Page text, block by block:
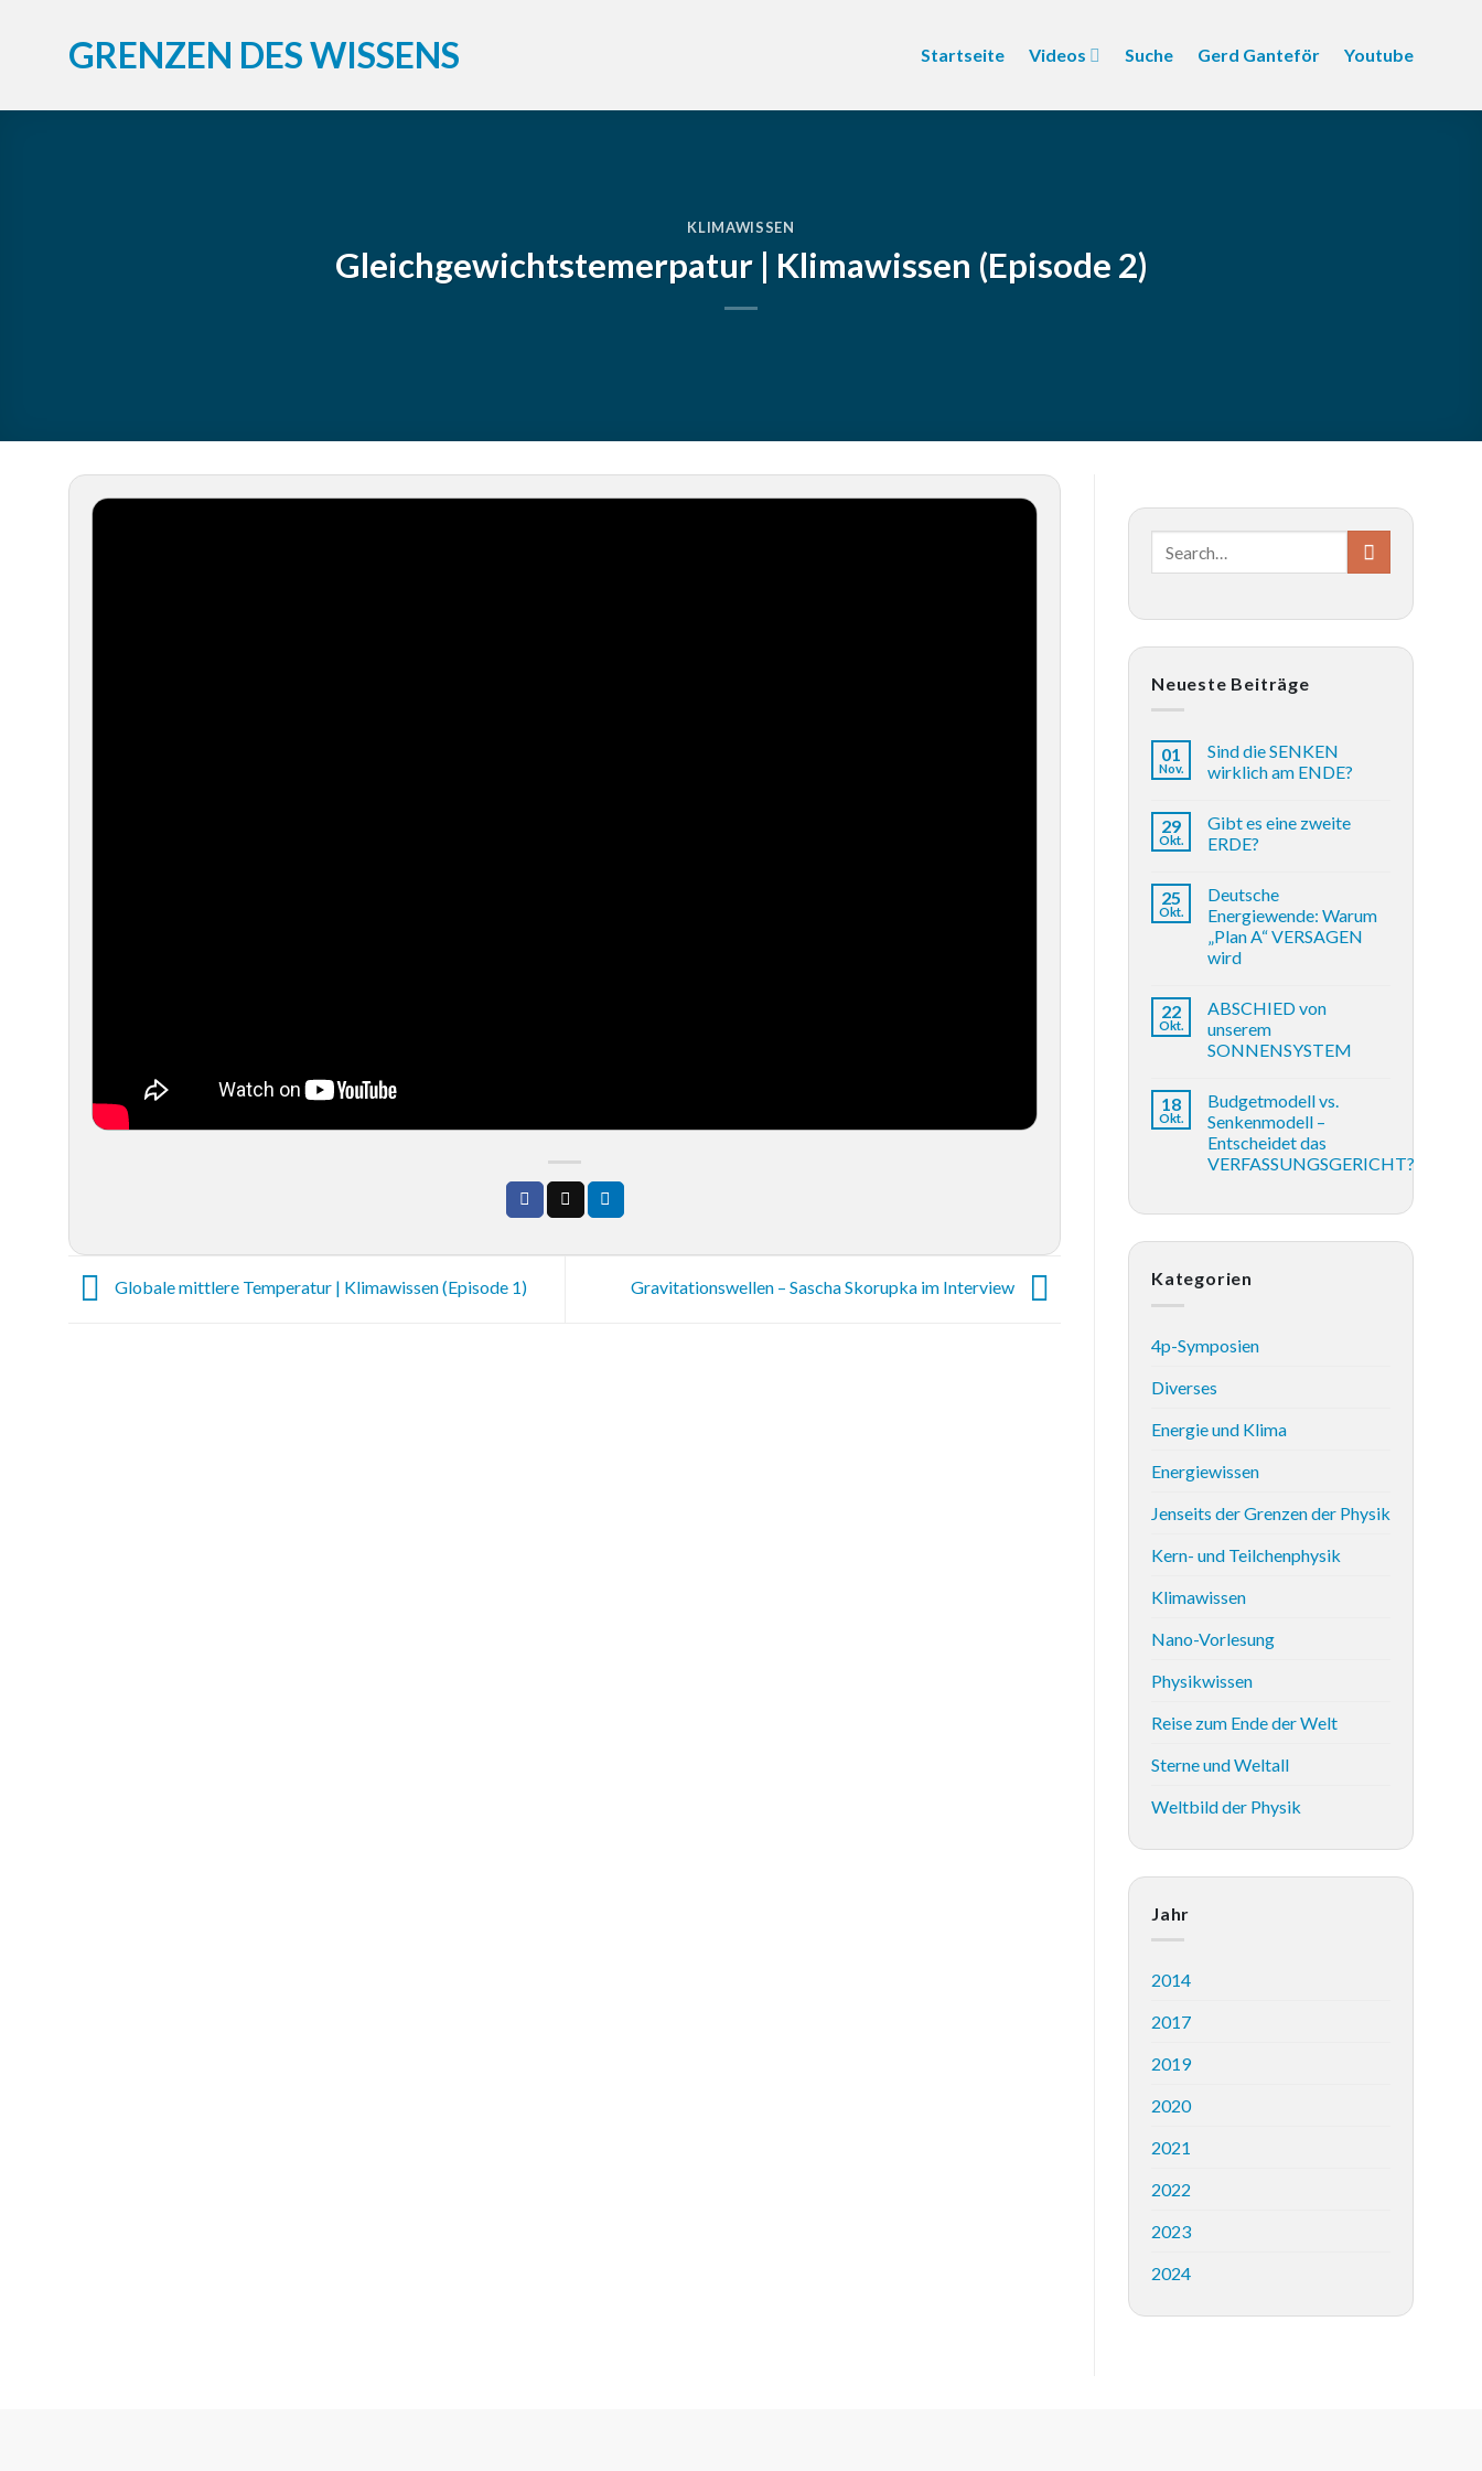
GRENZEN DES WISSENS Startseite Videos Suche Gerd Ganteför Youtube
KLIMAWISSEN
Gleichgewichtstemerpatur | Klimawissen (Episode 2)
Globale mittlere Temperatur | Klimawissen (Episode 1) Gravitationswellen – Sascha Skorupka im Interview
Neueste Beiträge
01
Nov.
Sind die SENKEN
wirklich am ENDE?
29
Okt.
Gibt es eine zweite
ERDE?
25
Okt.
Deutsche
Energiewende: Warum
„Plan A“ VERSAGEN
wird
22
Okt.
ABSCHIED von
unserem
SONNENSYSTEM
18
Okt.
Budgetmodell vs.
Senkenmodell –
Entscheidet das
VERFASSUNGSGERICHT?
Kategorien
4p-Symposien
Diverses
Energie und Klima
Energiewissen
Jenseits der Grenzen der Physik
Kern- und Teilchenphysik
Klimawissen
Nano-Vorlesung
Physikwissen
Reise zum Ende der Welt
Sterne und Weltall
Weltbild der Physik
Jahr
2014
2017
2019
2020
2021
2022
2023
2024